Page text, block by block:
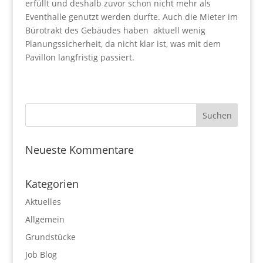
erfüllt und deshalb zuvor schon nicht mehr als
Eventhalle genutzt werden durfte. Auch die Mieter im
Bürotrakt des Gebäudes haben aktuell wenig
Planungssicherheit, da nicht klar ist, was mit dem
Pavillon langfristig passiert.
Neueste Kommentare
Kategorien
Aktuelles
Allgemein
Grundstücke
Job Blog